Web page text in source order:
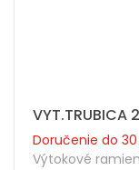
Doručenie do
Výtokové